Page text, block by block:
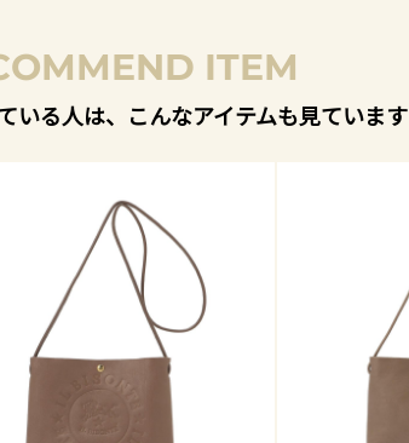
ITEM
いる人は、こんなアイテムも見ています